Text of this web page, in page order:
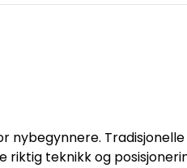
nybegynnere.
teknikk og